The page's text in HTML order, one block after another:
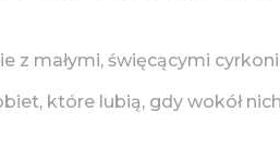
z małymi, święcącymi
które lubią, gdy wokół